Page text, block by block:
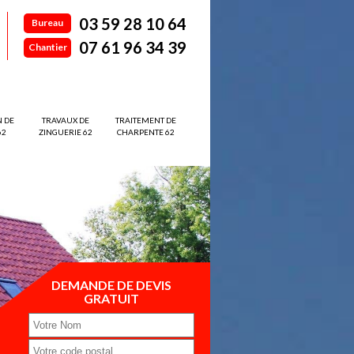
Bureau 03 59 28 10 64
Chantier 07 61 96 34 39
DE
TRAVAUX DE
ZINGUERIE 62
TRAITEMENT DE
CHARPENTE 62
DEMANDE DE DEVIS
GRATUIT